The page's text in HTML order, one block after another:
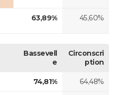
63,89% 45,60%
Bassevell
e
Circonscri
ption
74,81% 64,48%